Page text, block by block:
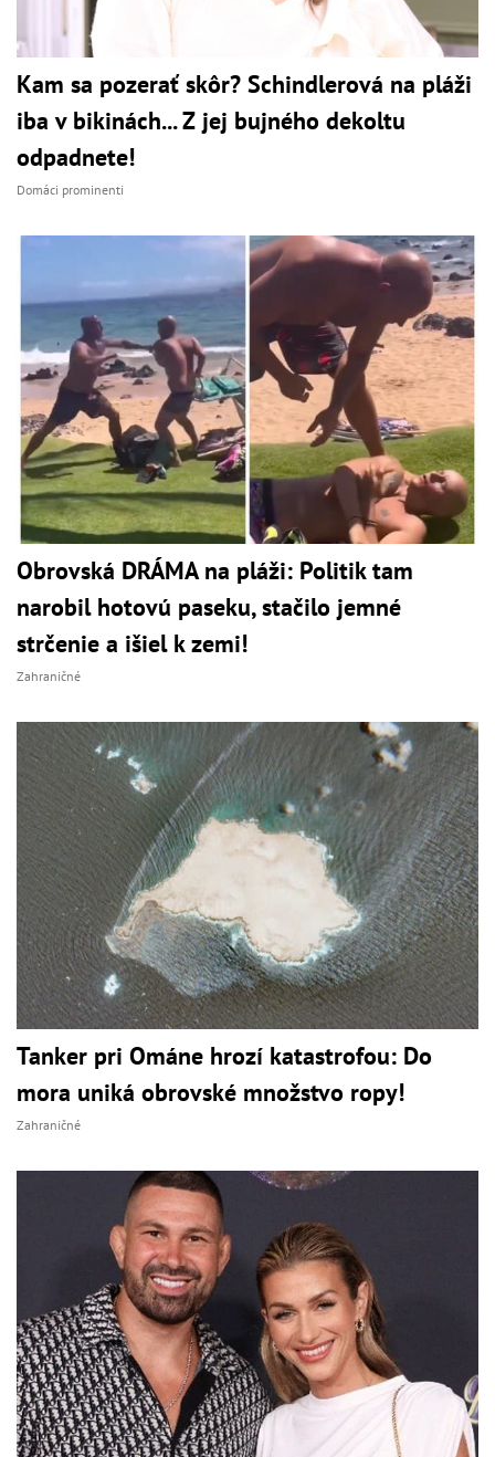
Kam sa pozerať skôr? Schindlerová na pláži
iba v bikinách... Z jej bujného dekoltu
odpadnete!
Domáci prominenti
Obrovská DRÁMA na pláži: Politik tam
narobil hotovú paseku, stačilo jemné
strčenie a išiel k zemi!
Zahraničné
Tanker pri Ománe hrozí katastrofou: Do
mora uniká obrovské množstvo ropy!
Zahraničné